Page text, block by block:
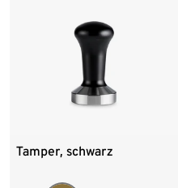
Tamper, schwarz